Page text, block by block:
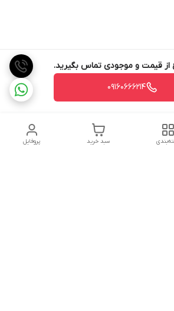
از قیمت و موجودی تماس بگیرید.
09160666214
پروفایل سبد خرید